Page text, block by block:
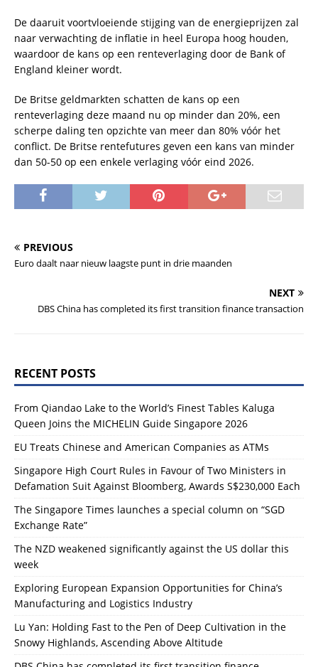
De daaruit voortvloeiende stijging van de energieprijzen zal
naar verwachting de inflatie in heel Europa hoog houden,
waardoor de kans op een renteverlaging door de Bank of
England kleiner wordt.
De Britse geldmarkten schatten de kans op een
renteverlaging deze maand nu op minder dan 20%, een
scherpe daling ten opzichte van meer dan 80% vóór het
conflict. De Britse rentefutures geven een kans van minder
dan 50-50 op een enkele verlaging vóór eind 2026.
PREVIOUS
Euro daalt naar nieuw laagste punt in drie maanden
NEXT
DBS China has completed its first transition finance transaction
RECENT POSTS
From Qiandao Lake to the World’s Finest Tables Kaluga
Queen Joins the MICHELIN Guide Singapore 2026
EU Treats Chinese and American Companies as ATMs
Singapore High Court Rules in Favour of Two Ministers in
Defamation Suit Against Bloomberg, Awards S$230,000 Each
The Singapore Times launches a special column on “SGD
Exchange Rate”
The NZD weakened significantly against the US dollar this
week
Exploring European Expansion Opportunities for China’s
Manufacturing and Logistics Industry
Lu Yan: Holding Fast to the Pen of Deep Cultivation in the
Snowy Highlands, Ascending Above Altitude